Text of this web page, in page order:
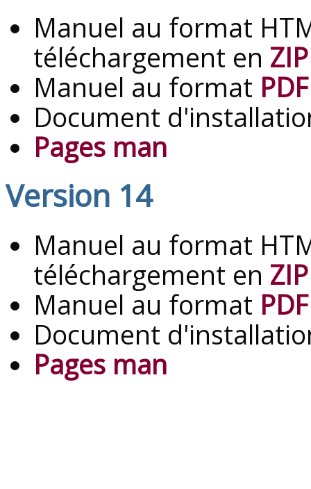
Manuel au format
téléchargement en ZIP
Manuel au format PDF
Document
Pages man
Version 14
Manuel au format
téléchargement en ZIP
Manuel au format PDF
Document
Pages man